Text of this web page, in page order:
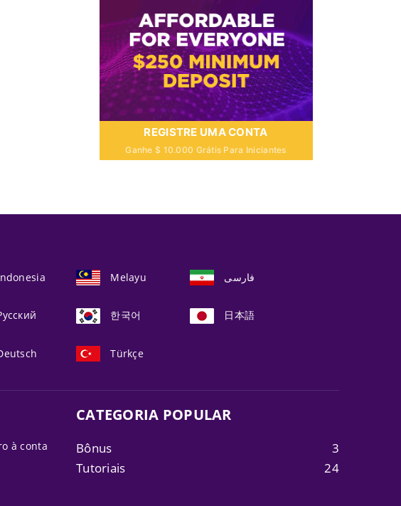
REGISTRE UMA CONTA
Ganhe $ 10.000 Grátis Para Iniciantes
Melayu فارسی
한국어 日本語
Türkçe
à conta
CATEGORIA POPULAR
Bônus
3
Tutoriais
24